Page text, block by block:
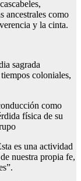
ancestrales como
y la cinta.
sagrada
coloniales,
como
física de su
es una actividad
nuestra propia fe,